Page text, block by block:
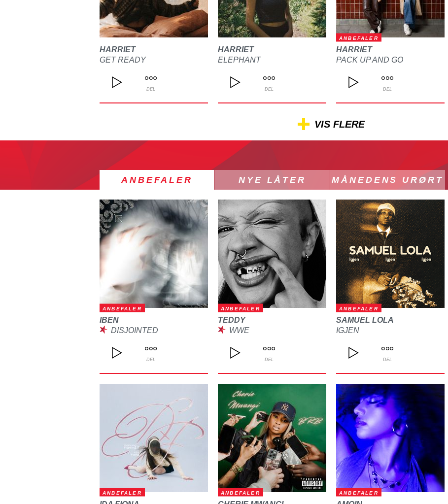
HARRIET
GET READY
DEL
HARRIET
ELEPHANT
DEL
ANBEFALER
HARRIET
PACK UP AND GO
DEL
VIS FLERE
ANBEFALER NYE LÅTER MÅNEDENS URØRT
ANBEFALER
IBEN
DISJOINTED
DEL
ANBEFALER
TEDDY
WWE
DEL
ANBEFALER
SAMUEL LOLA
IGJEN
DEL
ANBEFALER ANBEFALER ANBEFALER